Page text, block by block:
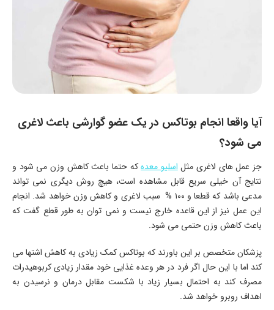
آیا واقعا انجام بوتاکس در یک عضو گوارشی باعث لاغری
می شود؟
جز عمل های لاغری مثلاسلیو معدهکه حتما باعث کاهش وزن می شود و
نتایج آن خیلی سریع قابل مشاهده است، هیچ روش دیگری نمی تواند
مدعی باشد که قطعا و ۱۰۰ % سبب لاغری و کاهش وزن خواهد شد. انجام
این عمل نیز از این قاعده خارج نیست و نمی توان به طور قطع گفت که
باعث کاهش وزن حتمی می شود.
پزشکان متخصص بر این باورند که بوتاکس کمک زیادی به کاهش اشتها می
کند اما با این حال اگر فرد در هر وعده غذایی خود مقدار زیادی کربوهیدرات
مصرف کند به احتمال بسیار زیاد با شکست مقابل درمان و نرسیدن به
اهداف روبرو خواهد شد.